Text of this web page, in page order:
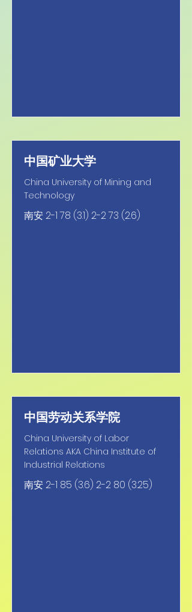
中国矿业大学
China University of Mining and
Technology
南安2-1 78 (3.1) 2-2 73 (2.6)
中国劳动关系学院
China University of Labor
Relations AKA China Institute of
Industrial Relations
南安2-1 85 (3.6) 2-2 80 (3.25)